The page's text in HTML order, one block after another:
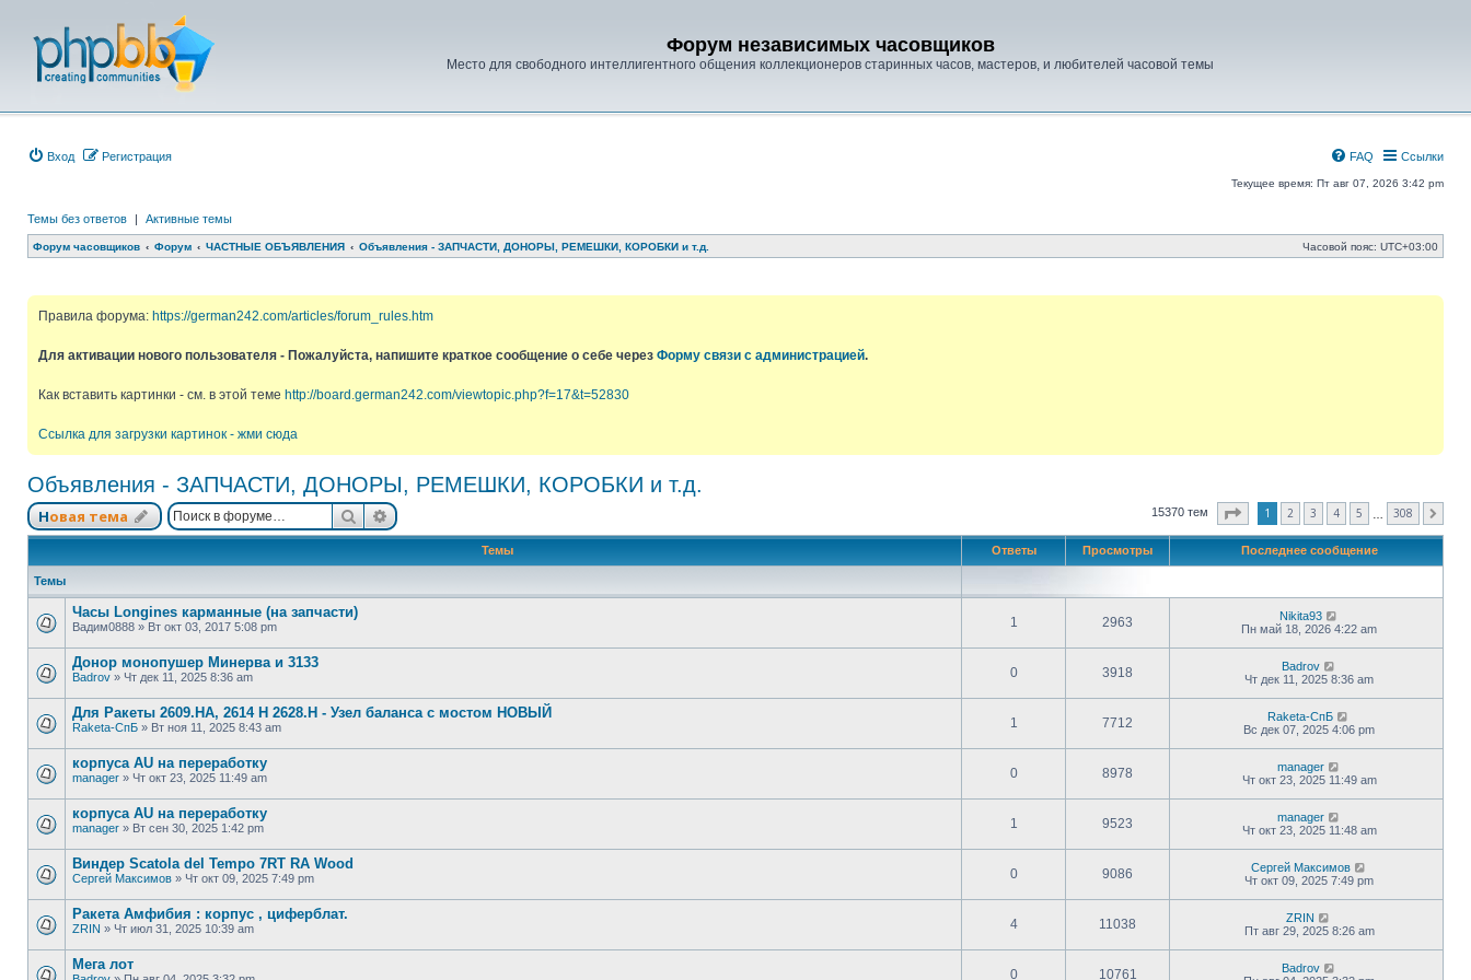
Форум независимых часовщиков
Место для свободного интеллигентного общения коллекционеров старинных часов, мастеров, и любителей часовой темы
Вход Регистрация Ссылки
FAQ
Текущее время: Пт авг 07, 2026 3:42 pm
Темы без ответов | Активные темы
Форум часовщиков Форум ЧАСТНЫЕ ОБЪЯВЛЕНИЯ Объявления - ЗАПЧАСТИ, ДОНОРЫ, РЕМЕШКИ, КОРОБКИ и т.д. Часовой пояс: UTC+03:00
Правила форума: https://german242.com/articles/forum_rules.htm
Для активации нового пользователя - Пожалуйста, напишите краткое сообщение о себе через Форму связи с администрацией.
Как вставить картинки - см. в этой теме http://board.german242.com/viewtopic.php?f=17&t=52830
Ссылка для загрузки картинок - жми сюда
Объявления - ЗАПЧАСТИ, ДОНОРЫ, РЕМЕШКИ, КОРОБКИ и т.д.
Новая тема ПоискРасширенный поиск 15370 тем Страница из308
1 2 3 4 5 308
Темы Ответы Просмотры Последнее сообщение
Темы
Часы Longines карманные (на запчасти)
Вадим0888 » Вт окт 03, 2017 5:08 pm 1 2963
Nikita93
Пн май 18, 2026 4:22 am
Донор монопушер Минерва и 3133
Badrov » Чт дек 11, 2025 8:36 am 0 3918
Badrov
Чт дек 11, 2025 8:36 am
Для Ракеты 2609.НА, 2614 Н 2628.Н - Узел баланса с мостом НОВЫЙ
Raketa-СпБ » Вт ноя 11, 2025 8:43 am 1 7712
Raketa-СпБ
Вс дек 07, 2025 4:06 pm
корпуса AU на переработку
manager » Чт окт 23, 2025 11:49 am 0 8978
manager
Чт окт 23, 2025 11:49 am
корпуса AU на переработку
manager » Вт сен 30, 2025 1:42 pm 1 9523
manager
Чт окт 23, 2025 11:48 am
Виндер Scatola del Tempo 7RT RA Wood
Сергей Максимов » Чт окт 09, 2025 7:49 pm 0 9086
Сергей Максимов
Чт окт 09, 2025 7:49 pm
Ракета Амфибия : корпус , циферблат.
ZRIN » Чт июл 31, 2025 10:39 am 4 11038
ZRIN
Пт авг 29, 2025 8:26 am
Мега лот
0 10761
Badrov